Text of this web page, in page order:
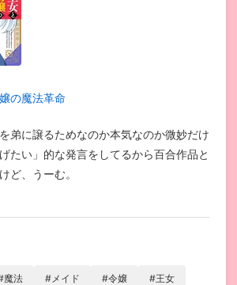
の魔法革命
弟に譲るためなのか本気なのか微妙だけ
たい」的な発言をしてるから百合作品と
ど、うーむ。
魔法 #メイド #令嬢 #王女